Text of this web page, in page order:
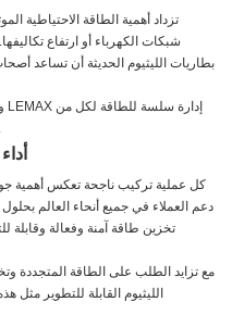
تزداد أهمية الطاقة الاحتياطية
شبكات الكهرباء أو ارتفاع
بطاريات الليثيوم الحديثة أن تساعد
الاستخدام اليومي وحالات الطوارئ الاحتياطية.
كل عملية تركيب ناجحة تعكس أهمية جودة
تخزين طاقة آمنة وفعالة وقابلة
مع تزايد الطلب على الطاقة المتجددة
الليثيوم القابلة للتطوير